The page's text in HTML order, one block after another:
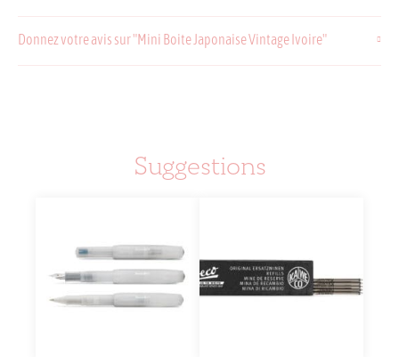
Donnez votre avis sur "Mini Boite Japonaise Vintage Ivoire"
Suggestions